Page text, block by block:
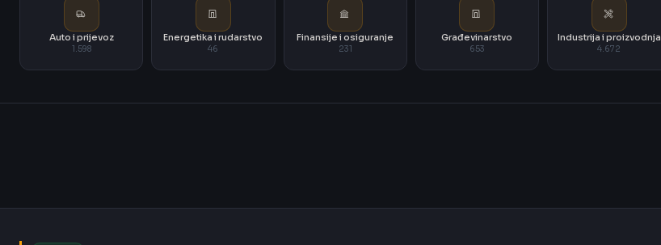
Auto i prijevoz
1.598
Energetika i rudarstvo
46
Finansije i osiguranje
231
Građevinarstvo
653
Industrija i proizvodnja
4.672